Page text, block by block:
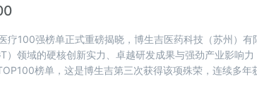
疗100强榜单正式重磅揭晓，博生吉医药科技（苏州）有
）领域的硬核创新实力、卓越研发成果与强劲产业影响力
榜单，这是博生吉第三次获得该项殊荣，连续多年